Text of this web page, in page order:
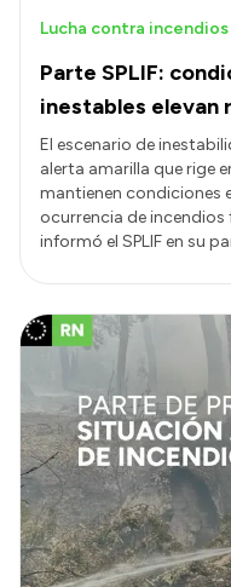
Parte SPLIF:
inestables elevan
Lucha contra incendios
El escenario de
alerta amarilla que rige
mantienen condiciones
ocurrencia de incendios
informó el SPLIF en su